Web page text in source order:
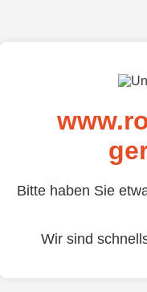
Bitte haben Sie
Wir sind